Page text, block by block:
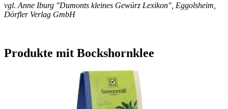
vgl. Anne Iburg "Dumonts kleines Gewürz Lexikon", Eggolsheim,
Dörfler Verlag GmbH
Produkte mit Bockshornklee